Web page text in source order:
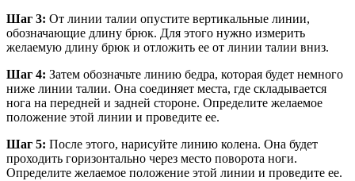
Шаг 3: От линии талии опустите вертикальные линии,
обозначающие длину брюк. Для этого нужно измерить
желаемую длину брюк и отложить ее от линии талии вниз.
Шаг 4: Затем обозначьте линию бедра, которая будет немного
ниже линии талии. Она соединяет места, где складывается
нога на передней и задней стороне. Определите желаемое
положение этой линии и проведите ее.
Шаг 5: После этого, нарисуйте линию колена. Она будет
проходить горизонтально через место поворота ноги.
Определите желаемое положение этой линии и проведите ее.